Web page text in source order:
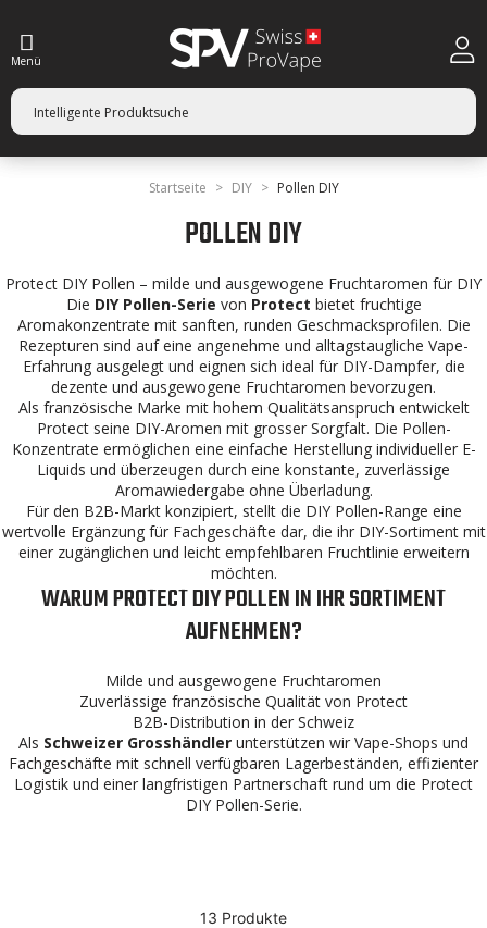
Menü
Startseite DIY Pollen DIY
POLLEN DIY
Protect DIY Pollen – milde und ausgewogene Fruchtaromen für DIY
Die DIY Pollen-Serie von Protect bietet fruchtige
Aromakonzentrate mit sanften, runden Geschmacksprofilen. Die
Rezepturen sind auf eine angenehme und alltagstaugliche Vape-
Erfahrung ausgelegt und eignen sich ideal für DIY-Dampfer, die
dezente und ausgewogene Fruchtaromen bevorzugen.
Als französische Marke mit hohem Qualitätsanspruch entwickelt
Protect seine DIY-Aromen mit grosser Sorgfalt. Die Pollen-
Konzentrate ermöglichen eine einfache Herstellung individueller E-
Liquids und überzeugen durch eine konstante, zuverlässige
Aromawiedergabe ohne Überladung.
Für den B2B-Markt konzipiert, stellt die DIY Pollen-Range eine
wertvolle Ergänzung für Fachgeschäfte dar, die ihr DIY-Sortiment mit
einer zugänglichen und leicht empfehlbaren Fruchtlinie erweitern
möchten.
WARUM PROTECT DIY POLLEN IN IHR SORTIMENT
AUFNEHMEN?
Milde und ausgewogene Fruchtaromen
Zuverlässige französische Qualität von Protect
B2B-Distribution in der Schweiz
Als Schweizer Grosshändler unterstützen wir Vape-Shops und
Fachgeschäfte mit schnell verfügbaren Lagerbeständen, effizienter
Logistik und einer langfristigen Partnerschaft rund um die Protect
DIY Pollen-Serie.
13 Produkte